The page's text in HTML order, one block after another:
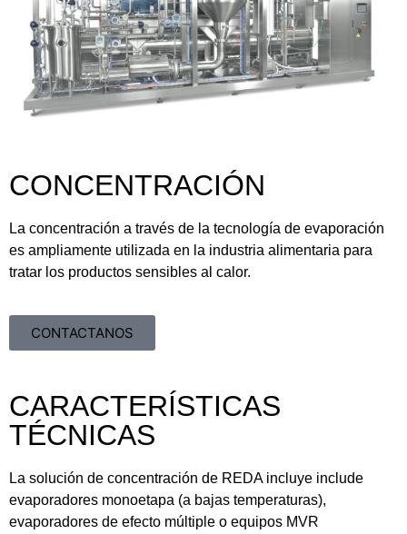
CONCENTRACIÓN
La concentración a través de la tecnología de evaporación
es ampliamente utilizada en la industria alimentaria para
tratar los productos sensibles al calor.
CONTACTANOS
CARACTERÍSTICAS
TÉCNICAS
La solución de concentración de REDA incluye include
evaporadores monoetapa (a bajas temperaturas),
evaporadores de efecto múltiple o equipos MVR